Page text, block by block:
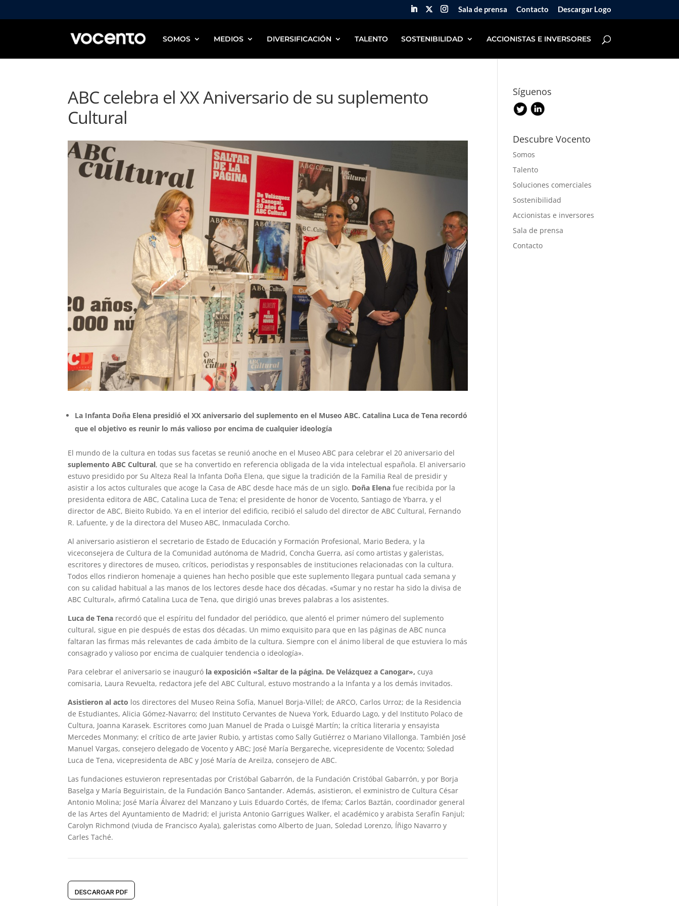
Sala de prensa Contacto Descargar Logo
SOMOS MEDIOS DIVERSIFICACIÓN TALENTO SOSTENIBILIDAD ACCIONISTAS E INVERSORES
ABC celebra el XX Aniversario de su suplemento
Cultural
La Infanta Doña Elena presidió el XX aniversario del suplemento en el Museo ABC. Catalina Luca de Tena recordó
que el objetivo es reunir lo más valioso por encima de cualquier ideología
El mundo de la cultura en todas sus facetas se reunió anoche en el Museo ABC para celebrar el 20 aniversario del
suplemento ABC Cultural, que se ha convertido en referencia obligada de la vida intelectual española. El aniversario
estuvo presidido por Su Alteza Real la Infanta Doña Elena, que sigue la tradición de la Familia Real de presidir y
asistir a los actos culturales que acoge la Casa de ABC desde hace más de un siglo. Doña Elena fue recibida por la
presidenta editora de ABC, Catalina Luca de Tena; el presidente de honor de Vocento, Santiago de Ybarra, y el
director de ABC, Bieito Rubido. Ya en el interior del edificio, recibió el saludo del director de ABC Cultural, Fernando
R. Lafuente, y de la directora del Museo ABC, Inmaculada Corcho.
Al aniversario asistieron el secretario de Estado de Educación y Formación Profesional, Mario Bedera, y la
viceconsejera de Cultura de la Comunidad autónoma de Madrid, Concha Guerra, así como artistas y galeristas,
escritores y directores de museo, críticos, periodistas y responsables de instituciones relacionadas con la cultura.
Todos ellos rindieron homenaje a quienes han hecho posible que este suplemento llegara puntual cada semana y
con su calidad habitual a las manos de los lectores desde hace dos décadas. «Sumar y no restar ha sido la divisa de
ABC Cultural», afirmó Catalina Luca de Tena, que dirigió unas breves palabras a los asistentes.
Luca de Tena recordó que el espíritu del fundador del periódico, que alentó el primer número del suplemento
cultural, sigue en pie después de estas dos décadas. Un mimo exquisito para que en las páginas de ABC nunca
faltaran las firmas más relevantes de cada ámbito de la cultura. Siempre con el ánimo liberal de que estuviera lo más
consagrado y valioso por encima de cualquier tendencia o ideología».
Para celebrar el aniversario se inauguró la exposición «Saltar de la página. De Velázquez a Canogar», cuya
comisaria, Laura Revuelta, redactora jefe del ABC Cultural, estuvo mostrando a la Infanta y a los demás invitados.
Asistieron al acto los directores del Museo Reina Sofía, Manuel Borja-Villel; de ARCO, Carlos Urroz; de la Residencia
de Estudiantes, Alicia Gómez-Navarro; del Instituto Cervantes de Nueva York, Eduardo Lago, y del Instituto Polaco de
Cultura, Joanna Karasek. Escritores como Juan Manuel de Prada o Luisgé Martín; la crítica literaria y ensayista
Mercedes Monmany; el crítico de arte Javier Rubio, y artistas como Sally Gutiérrez o Mariano Vilallonga. También José
Manuel Vargas, consejero delegado de Vocento y ABC; José María Bergareche, vicepresidente de Vocento; Soledad
Luca de Tena, vicepresidenta de ABC y José María de Areilza, consejero de ABC.
Las fundaciones estuvieron representadas por Cristóbal Gabarrón, de la Fundación Cristóbal Gabarrón, y por Borja
Baselga y María Beguiristain, de la Fundación Banco Santander. Además, asistieron, el exministro de Cultura César
Antonio Molina; José María Álvarez del Manzano y Luis Eduardo Cortés, de Ifema; Carlos Baztán, coordinador general
de las Artes del Ayuntamiento de Madrid; el jurista Antonio Garrigues Walker, el académico y arabista Serafín Fanjul;
Carolyn Richmond (viuda de Francisco Ayala), galeristas como Alberto de Juan, Soledad Lorenzo, Íñigo Navarro y
Carles Taché.
DESCARGAR PDF
Síguenos
Descubre Vocento
Somos
Talento
Soluciones comerciales
Sostenibilidad
Accionistas e inversores
Sala de prensa
Contacto